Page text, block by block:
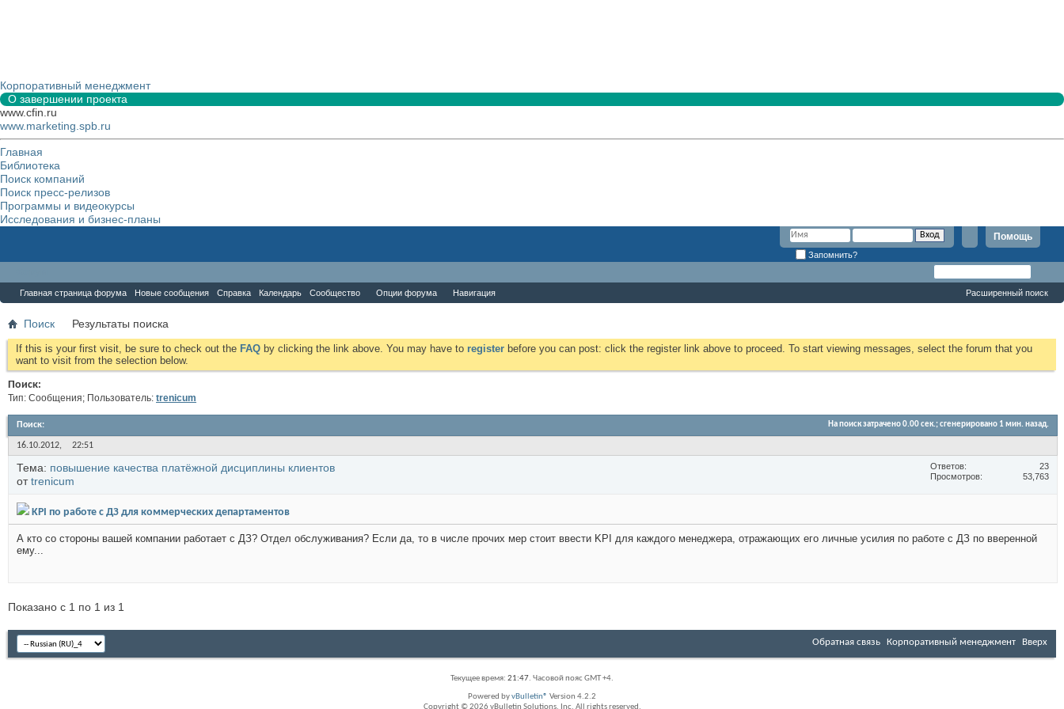
Корпоративный менеджмент
О завершении проекта
www.cfin.ru
www.marketing.spb.ru
Главная
Библиотека
Поиск компаний
Поиск пресс-релизов
Программы и видеокурсы
Исследования и бизнес-планы
Помощь
Запомнить?
Главная страница форума Новые сообщения Справка Календарь Сообщество Опции форума Навигация Расширенный поиск
Поиск Результаты поиска
If this is your first visit, be sure to check out the FAQ by clicking the link above. You may have to register before you can post: click the register link above to proceed. To start viewing messages, select the forum that you
want to visit from the selection below.
Поиск:
Тип: Сообщения; Пользователь: trenicum
Поиск: На поиск затрачено0.00сек.; сгенерировано 1 мин. назад.
16.10.2012, 22:51
Тема: повышение качества платёжной дисциплины клиентов
отtrenicum
Ответов
23
Просмотров
53,763
KPI по работе с ДЗ для коммерческих департаментов
А кто со стороны вашей компании работает с ДЗ? Отдел обслуживания? Если да, то в числе прочих мер стоит ввести KPI для каждого менеджера, отражающих его личные усилия по работе с ДЗ по вверенной
ему...
Показано с 1 по 1 из 1
Обратная связь Корпоративный менеджмент Вверх
Текущее время: 21:47. Часовой пояс GMT +4.
Powered byvBulletin® Version 4.2.2
Copyright © 2026 vBulletin Solutions, Inc. All rights reserved.